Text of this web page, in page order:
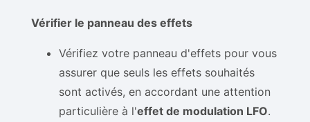
Vérifier le panneau des effets
Vérifiez votre panneau d'effets pour vous
assurer que seuls les effets souhaités
sont activés, en accordant une attention
particulière à l'effet de modulation LFO.